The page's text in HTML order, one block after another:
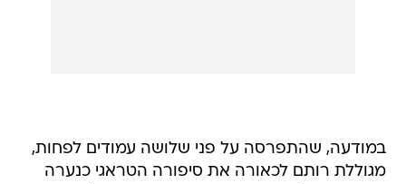
במודעה, שהתפרסה על פני שלושה עמודים לפחות,
מגוללת רותם לכאורה את סיפורה הטראגי כנערה